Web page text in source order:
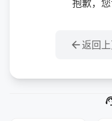
抱歉，您
arrow_back返回